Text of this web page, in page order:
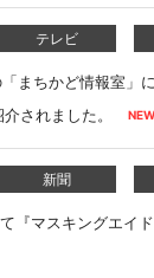
テレビ
まちかど情報室」
されました。
新聞
『マスキングエイ